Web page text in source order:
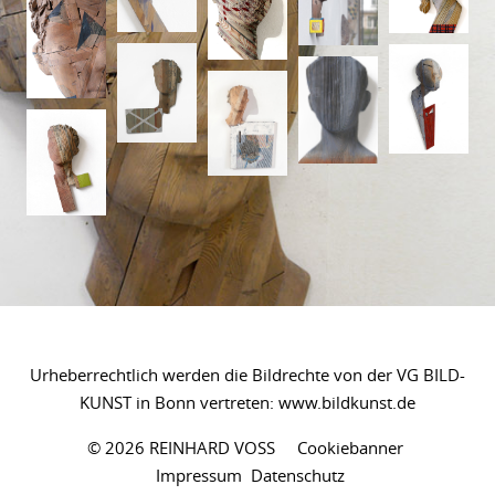
Urheberrechtlich werden die Bildrechte von der VG BILD-
KUNST in Bonn vertreten: www.bildkunst.de
© 2026 REINHARD VOSS Cookiebanner
Impressum Datenschutz